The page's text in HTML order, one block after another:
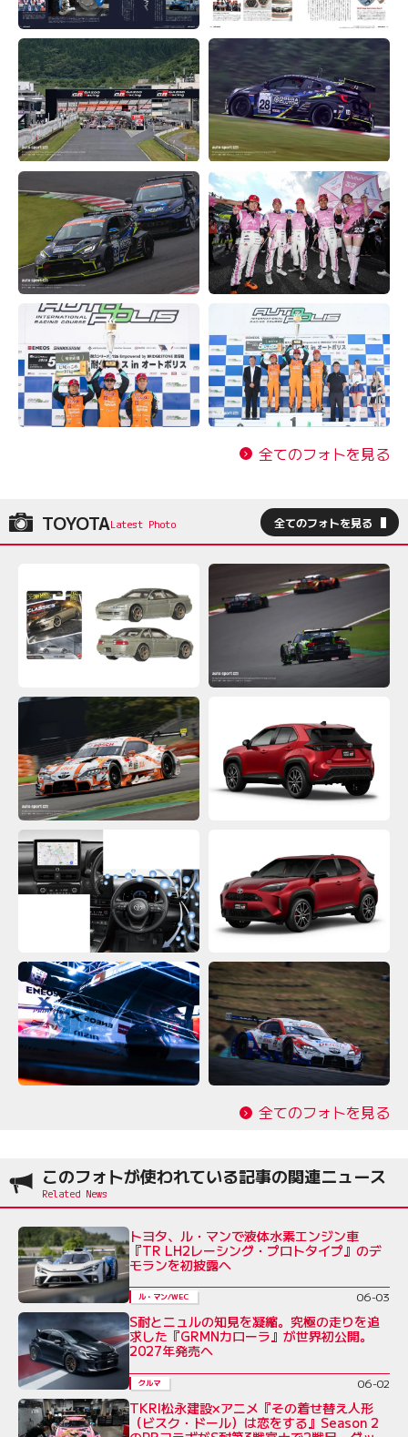
全てのフォトを見る
TOYOTA 全てのフォトを見る
全てのフォトを見る
このフォトが使われている記事の関連ニュース
トヨタ、ル・マンで液体水素エンジン車
『TR LH2レーシング・プロトタイプ』のデ
モランを初披露へ
ル・マン/WEC 06-03
S耐とニュルの知見を凝縮。究極の走りを追
求した『GRMNカローラ』が世界初公開。
2027年発売へ
クルマ 06-02
TKRI松永建設×アニメ『その着せ替え人形
（ビスク・ドール）は恋をする』Season 2